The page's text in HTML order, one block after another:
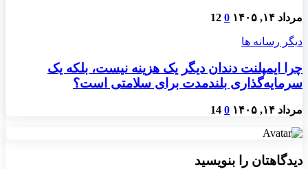
مرداد ۱۴, ۱۴۰۵ 0
12
دیگر رسانه ها
چرا ایمپلنت دندان دیگر یک هزینه نیست، بلکه یک
سرمایه‌گذاری بلندمدت برای سلامتی است؟
مرداد ۱۴, ۱۴۰۵ 0
14
دیدگاهتان را بنویسید